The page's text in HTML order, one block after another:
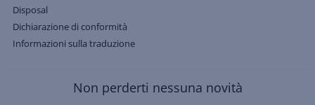
Disposal
Dichiarazione di conformità
Informazioni sulla traduzione
Non perderti nessuna novità